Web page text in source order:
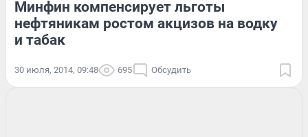
Минфин компенсирует льготы
нефтяникам ростом акцизов на водку
и табак
30 июля, 2014, 09:48 695 Обсудить